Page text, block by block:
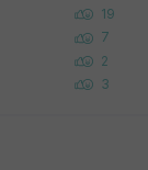
19
7
2
3